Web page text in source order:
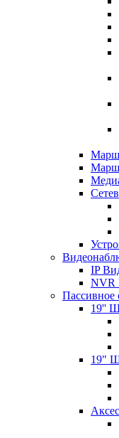
IP
NVR
Пассивное
19''
19"